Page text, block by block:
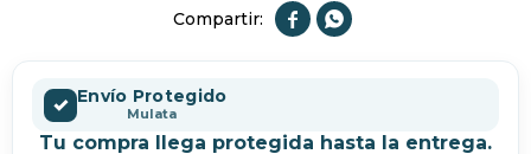
 
✓ Envío Protegido
Mulata
Tu compra llega protegida hasta la entrega.